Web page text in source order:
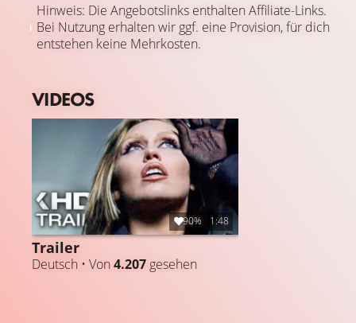
Hinweis: Die Angebotslinks enthalten Affiliate-Links.
Bei Nutzung erhalten wir ggf. eine Provision, für dich
entstehen keine Mehrkosten.
VIDEOS
90% 1:48
Trailer
Deutsch • Von4.207 gesehen